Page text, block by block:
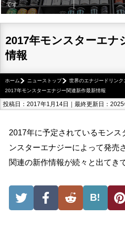
です
2017年モンスターエナ
情報
ホーム ニューストップ
世界のエナジードリンク
2017年モンスターエナジー関連新作最新情報
投稿日：2017年1月14日｜最終更新日：2025
2017年に予定されているモンス
ンスターエナジーによって発売
関連の新作情報が続々と出てき
B!